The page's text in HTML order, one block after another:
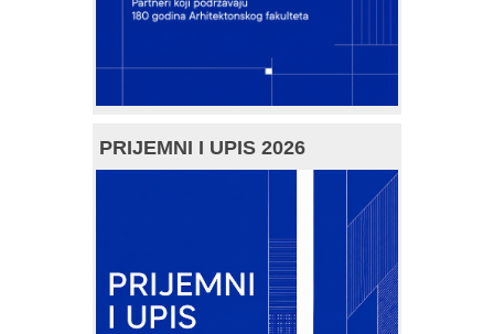
PRIJEMNI I UPIS 2026